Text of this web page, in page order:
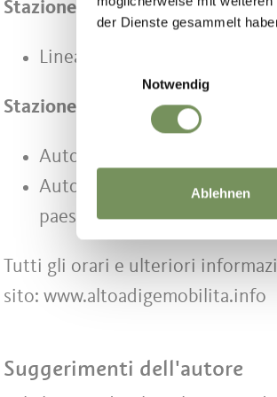
der Dienste gesammelt
Einwilligungsauswahl
Notwendig
Ablehnen
Stazione a valle della Funivia
Linea 1/1A
Stazione a valle della cavinovia
Autolinea 225 Merano -
Autolinea 204 Avelengo -
paese, da qui prendere
Tutti gli orari e ulteriori
sito: www.altoadigemobilita.info
Suggerimenti dell'autore